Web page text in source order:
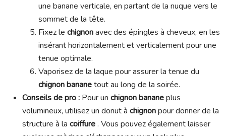
une banane verticale, en partant de la nuque vers le
sommet de la tête.
Fixez le chignonavec des épingles à cheveux, en les
insérant horizontalement et verticalement pour une
tenue optimale.
Vaporisez de la laque pour assurer la tenue du
chignon bananetout au long de la soirée.
Conseils de pro : Pour un chignon bananeplus
volumineux, utilisez un donut à chignonpour donner de la
structure à la coiffure. Vous pouvez également laisser